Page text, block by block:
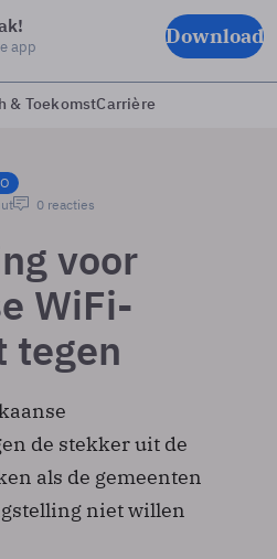
app Download
& ToekomstCarrière
0 reacties
voor
WiFi-
tegen
de stekker uit de
als de gemeenten
niet willen